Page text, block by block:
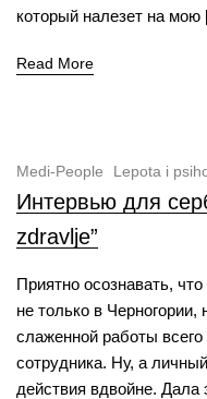
который налезет на
Read More
Medi-People Lepota i
Интервью для
zdravlje”
Приятно осознавать,
не только в Черногории,
слаженной работы
сотрудника. Ну, а
действия вдвойне. Дала